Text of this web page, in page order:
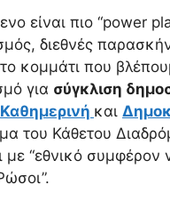
είναι πιο “power
διεθνές
κομμάτι που
για σύγκλιση
Καθημερινή και
του Κάθετου
με “εθνικό συμφέρον